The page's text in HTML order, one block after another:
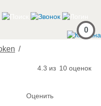
0
/
4.3 из 10 оценок
Оценить